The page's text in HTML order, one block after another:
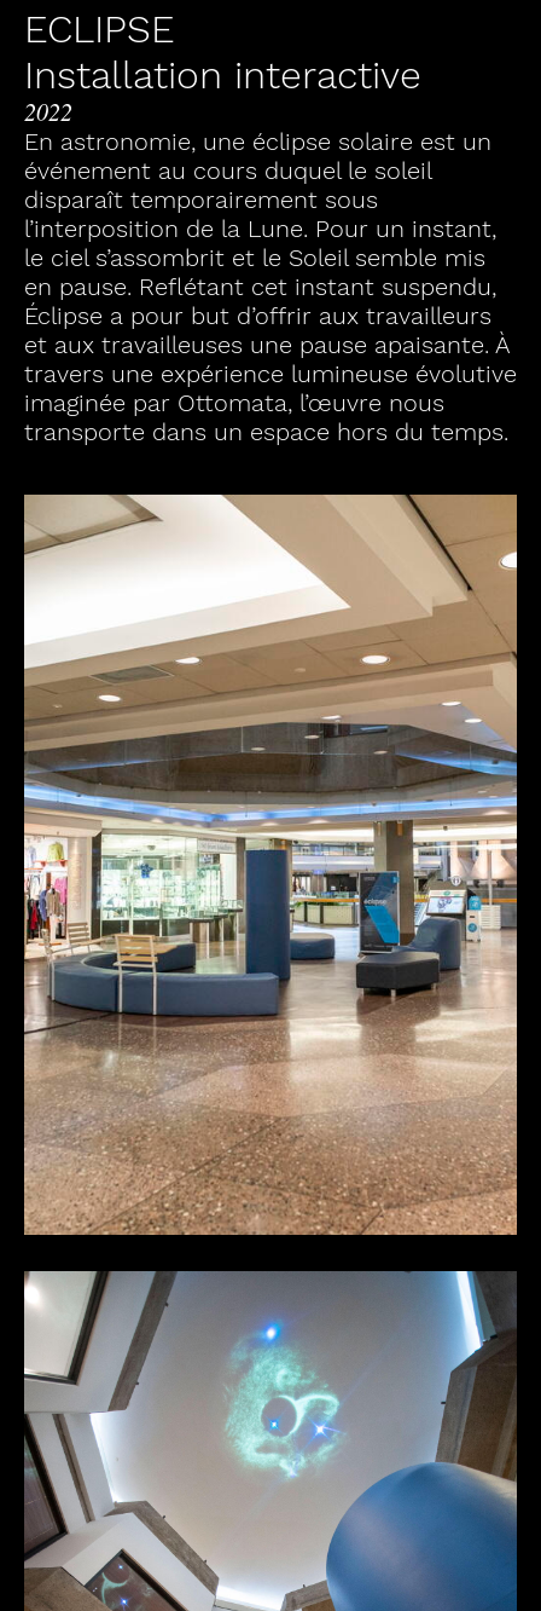
ECLIPSE
Installation interactive
2022
En astronomie, une éclipse solaire est un
événement au cours duquel le soleil
disparaît temporairement sous
l’interposition de la Lune. Pour un instant,
le ciel s’assombrit et le Soleil semble mis
en pause. Reflétant cet instant suspendu,
Éclipse a pour but d’offrir aux travailleurs
et aux travailleuses une pause apaisante. À
travers une expérience lumineuse évolutive
imaginée par Ottomata, l’œuvre nous
transporte dans un espace hors du temps.